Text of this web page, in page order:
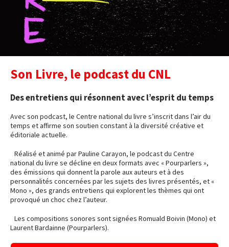
Son Livre, le podcast du CNL
Des entretiens qui résonnent avec l’esprit du temps
Avec son podcast, le Centre national du livre s’inscrit dans l’air du
temps et affirme son soutien constant à la diversité créative et
éditoriale actuelle.
Réalisé et animé par Pauline Carayon, le podcast du Centre
national du livre se décline en deux formats avec « Pourparlers »,
des émissions qui donnent la parole aux auteurs et à des
personnalités concernées par les sujets des livres présentés, et «
Mono », des grands entretiens qui explorent les thèmes qui ont
provoqué un choc chez l’auteur.
Les compositions sonores sont signées Romuald Boivin (Mono) et
Laurent Bardainne (Pourparlers).